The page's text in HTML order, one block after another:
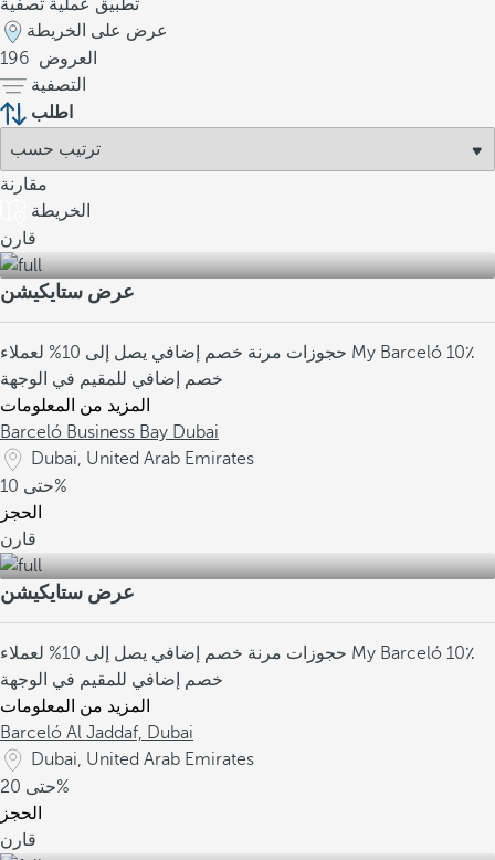
تطبيق عملية تصفية
عرض على الخريطة
196 العروض
التصفية
اطلب
مقارنة
الخريطة
قارن
عرض ستايكيشن
حجوزات مرنة خصم إضافي يصل إلى 10% لعملاء My Barceló 10٪
خصم إضافي للمقيم في الوجهة
المزيد من المعلومات
Barceló Business Bay Dubai
Dubai, United Arab Emirates
حتى10%
الحجز
قارن
عرض ستايكيشن
حجوزات مرنة خصم إضافي يصل إلى 10% لعملاء My Barceló 10٪
خصم إضافي للمقيم في الوجهة
المزيد من المعلومات
Barceló Al Jaddaf, Dubai
Dubai, United Arab Emirates
حتى20%
الحجز
قارن